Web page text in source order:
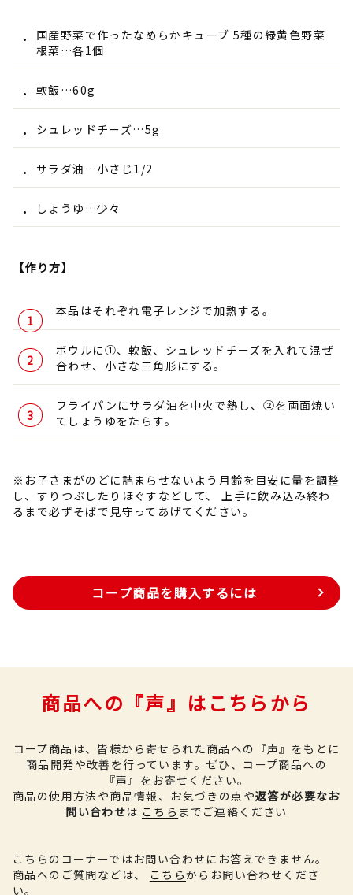
国産野菜で作ったなめらかキューブ 5種の緑黄色野菜
根菜…各1個
軟飯…60g
シュレッドチーズ…5g
サラダ油…小さじ1/2
しょうゆ…少々
【作り方】
本品はそれぞれ電子レンジで加熱する。
ボウルに①、軟飯、シュレッドチーズを入れて混ぜ
合わせ、小さな三角形にする。
フライパンにサラダ油を中火で熱し、②を両面焼い
てしょうゆをたらす。
※お子さまがのどに詰まらせないよう月齢を目安に量を調整
し、すりつぶしたりほぐすなどして、 上手に飲み込み終わ
るまで必ずそばで見守ってあげてください。
コープ商品を購入するには
商品への『声』はこちらから
コープ商品は、皆様から寄せられた商品への『声』をもとに
商品開発や改善を行っています。 ぜひ、コープ商品への
『声』をお寄せください。
商品の使用方法や商品情報、お気づきの点や返答が必要なお
問い合わせは こちら までご連絡ください
こちらのコーナーではお問い合わせにお答えできません。
商品へのご質問などは、
こちらからお問い合わせくださ
い。